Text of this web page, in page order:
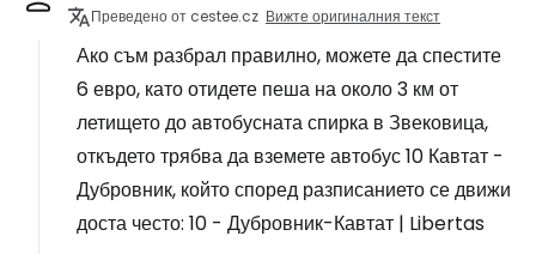
Преведено от cestee.cz Вижте оригиналния текст
Ако съм разбрал правилно, можете да спестите
6 евро, като отидете пеша на около 3 км от
летището до автобусната спирка в Звековица,
откъдето трябва да вземете автобус 10 Кавтат -
Дубровник, който според разписанието се движи
доста често: 10 - Дубровник-Кавтат | Libertas